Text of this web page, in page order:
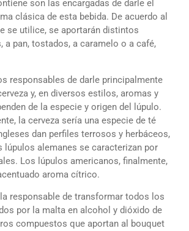
son las encargadas de darle el
clásica de esta bebida. De acuerdo al
se utilice, se aportarán distintos
a pan, tostados, a caramelo o a café,
responsables de darle principalmente
y, en diversos estilos, aromas y
de la especie y origen del lúpulo.
la cerveza sería una especie de té
dan perfiles terrosos y herbáceos,
lúpulos alemanes se caracterizan por
Los lúpulos americanos, finalmente,
aroma cítrico.
responsable de transformar todos los
por la malta en alcohol y dióxido de
compuestos que aportan al bouquet